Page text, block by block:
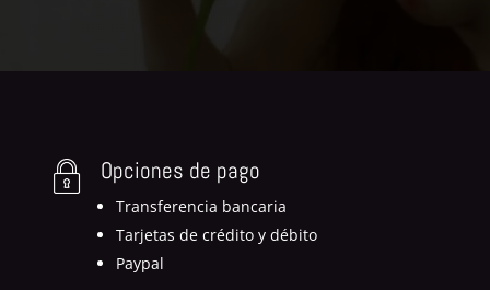
Opciones de pago
Transferencia bancaria
Tarjetas de crédito y débito
Paypal